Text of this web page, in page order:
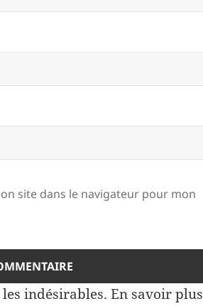
site dans le navigateur pour mon
indésirables.En savoir plus